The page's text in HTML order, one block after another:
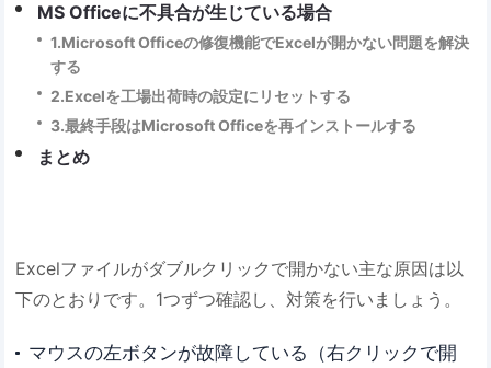
MS Officeに不具合が生じている場合
1.Microsoft Officeの修復機能でExcelが開かない問題を解決
する
2.Excelを工場出荷時の設定にリセットする
3.最終手段はMicrosoft Officeを再インストールする
まとめ
Excelファイルがダブルクリックで開かない主な原因は以
下のとおりです。1つずつ確認し、対策を行いましょう。
マウスの左ボタンが故障している（右クリックで開